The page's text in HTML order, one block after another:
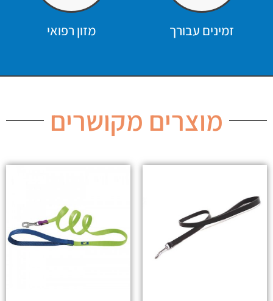
זמינים עבורך מזון רפואי
מוצרים מקושרים